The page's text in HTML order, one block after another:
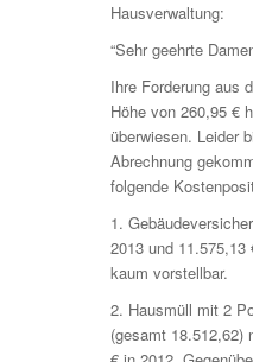
Hausverwaltung:
“Sehr geehrte
Ihre Forderung aus
Höhe von 260,95 €
überwiesen. Leider
Abrechnung
folgende
1.
2013 und
kaum vorstellbar.
2. Hausmüll mit 2
(gesamt 18.512,62)